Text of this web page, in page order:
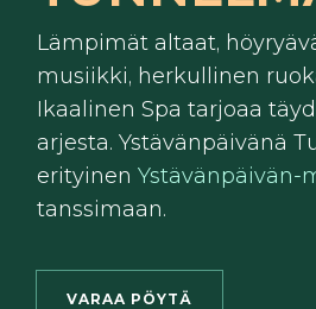
Lämpimät altaat,
musiikki, herkullinen
Ikaalinen Spa tarjoaa
arjesta. Ystävänpäivänä
erityinen Ystävänpäivän-
tanssimaan.
VARAA PÖYTÄ